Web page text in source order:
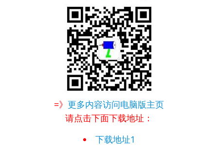
=》 更多内容访问电脑版主页
请点击下面下载地址：
下载地址1